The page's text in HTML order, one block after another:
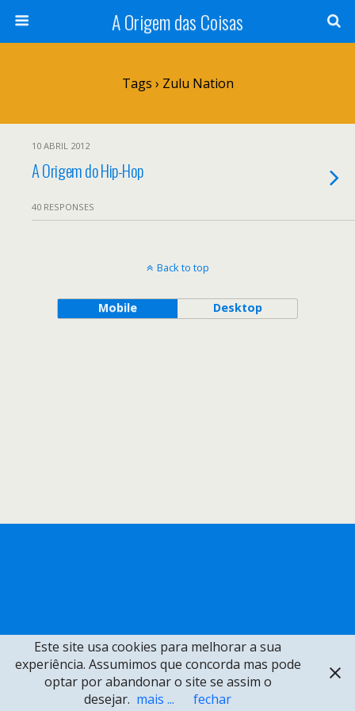
A Origem das Coisas
Tags › Zulu Nation
10 ABRIL 2012
A Origem do Hip-Hop
40 RESPONSES
Back to top
Mobile Desktop
Este site usa cookies para melhorar a sua
experiência. Assumimos que concorda mas pode
optar por abandonar o site se assim o
desejar. mais ... fechar